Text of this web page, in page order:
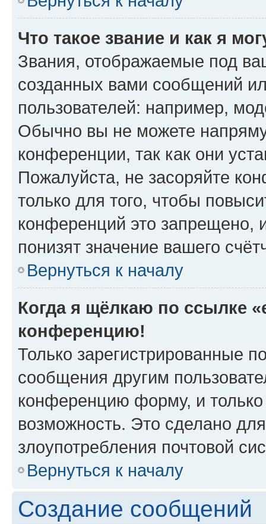
Что такое звание и как я
Звания, отображаемые под
созданных вами сообщений
пользователей: например,
Обычно вы не можете
конференции, так как они
Пожалуйста, не засоряйте
только для того, чтобы
конференций это запрещено,
понизят значение вашего
Вернуться к началу
Когда я щёлкаю по ссылке
конференцию!
Только зарегистрированные
сообщения другим
конференцию форму, и
возможность. Это сделано
злоупотребления почтовой
Вернуться к началу
Создание сообщений